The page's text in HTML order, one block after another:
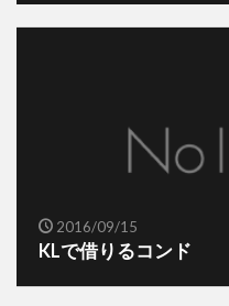
2016/09/15
KLで借りるコンド